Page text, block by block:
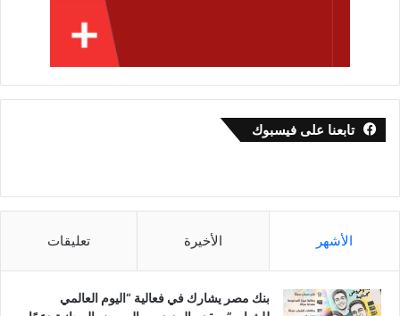
تابعنا على فيسبوك
الأشهر الأخيرة تعليقات
بنك مصر يشارك في فعالية “اليوم العالمي